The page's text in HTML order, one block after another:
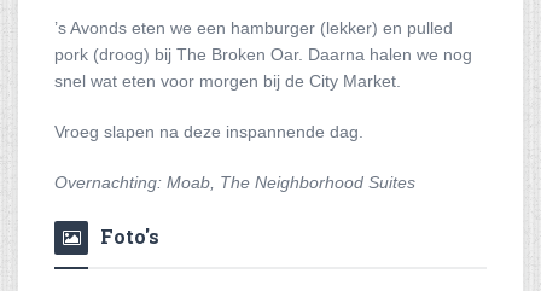
’s Avonds eten we een hamburger (lekker) en pulled
pork (droog) bij The Broken Oar. Daarna halen we nog
snel wat eten voor morgen bij de City Market.
Vroeg slapen na deze inspannende dag.
Overnachting: Moab, The Neighborhood Suites
Foto's